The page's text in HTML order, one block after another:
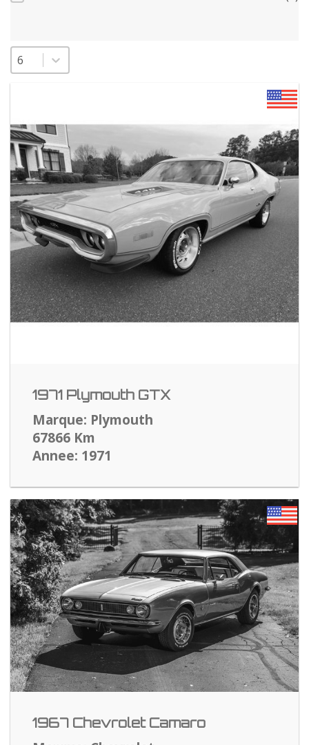
Sélectionnez un nombre par page
1971 Plymouth GTX
Marque: Plymouth
67866 Km
Annee: 1971
1967 Chevrolet Camaro